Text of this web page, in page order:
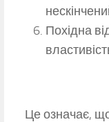
Похідна
Це означає, що